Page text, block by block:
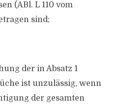
(ABl. L 110 vom
sind;
der in Absatz 1
ist unzulässig, wenn
der gesamten